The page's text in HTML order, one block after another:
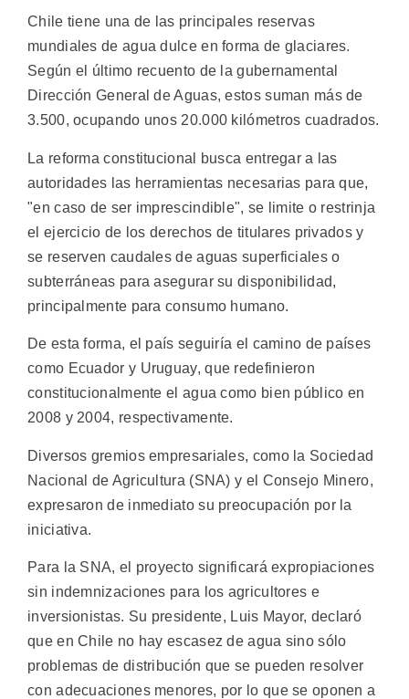
Chile tiene una de las principales reservas
mundiales de agua dulce en forma de glaciares.
Según el último recuento de la gubernamental
Dirección General de Aguas, estos suman más de
3.500, ocupando unos 20.000 kilómetros cuadrados.
La reforma constitucional busca entregar a las
autoridades las herramientas necesarias para que,
"en caso de ser imprescindible", se limite o restrinja
el ejercicio de los derechos de titulares privados y
se reserven caudales de aguas superficiales o
subterráneas para asegurar su disponibilidad,
principalmente para consumo humano.
De esta forma, el país seguiría el camino de países
como Ecuador y Uruguay, que redefinieron
constitucionalmente el agua como bien público en
2008 y 2004, respectivamente.
Diversos gremios empresariales, como la Sociedad
Nacional de Agricultura (SNA) y el Consejo Minero,
expresaron de inmediato su preocupación por la
iniciativa.
Para la SNA, el proyecto significará expropiaciones
sin indemnizaciones para los agricultores e
inversionistas. Su presidente, Luis Mayor, declaró
que en Chile no hay escasez de agua sino sólo
problemas de distribución que se pueden resolver
con adecuaciones menores, por lo que se oponen a